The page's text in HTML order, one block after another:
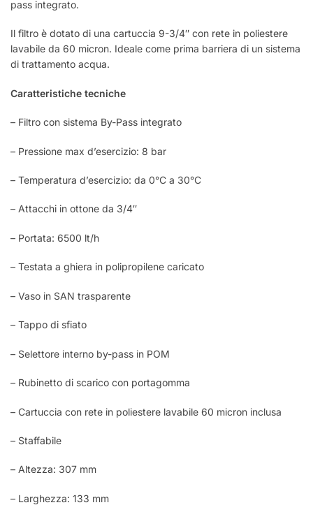
pass integrato.
Il filtro è dotato di una cartuccia 9-3/4″ con rete in poliestere
lavabile da 60 micron. Ideale come prima barriera di un sistema
di trattamento acqua.
Caratteristiche tecniche
– Filtro con sistema By-Pass integrato
– Pressione max d’esercizio: 8 bar
– Temperatura d’esercizio: da 0°C a 30°C
– Attacchi in ottone da 3/4″
– Portata: 6500 lt/h
– Testata a ghiera in polipropilene caricato
– Vaso in SAN trasparente
– Tappo di sfiato
– Selettore interno by-pass in POM
– Rubinetto di scarico con portagomma
– Cartuccia con rete in poliestere lavabile 60 micron inclusa
– Staffabile
– Altezza: 307 mm
– Larghezza: 133 mm